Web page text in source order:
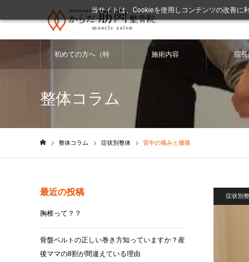
当サイトは、Cookieを使用しコンテンツの改善に
初めての方へ（特 施術内容 院
整体コラム
整体コラム 症状別整体 背中の痛みと腰痛
症状別
最近の投稿
胸椎って？？
骨盤ベルトの正しい巻き方知っていますか？産
後ママの8割が間違えている理由